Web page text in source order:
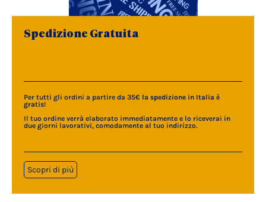
Spedizione Gratuita
Per tutti gli ordini a partire da 35€ la spedizione in Italia è
gratis!
Il tuo ordine verrà elaborato immediatamente e lo riceverai in
due giorni lavorativi, comodamente al tuo indirizzo.
Scopri di più